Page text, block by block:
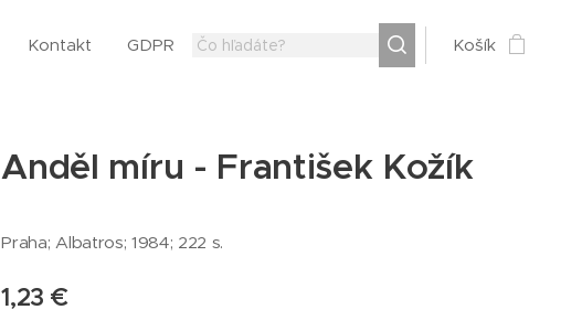
Kontakt GDPR Košík
Anděl míru - František Kožík
Praha; Albatros; 1984; 222 s.
1,23 €